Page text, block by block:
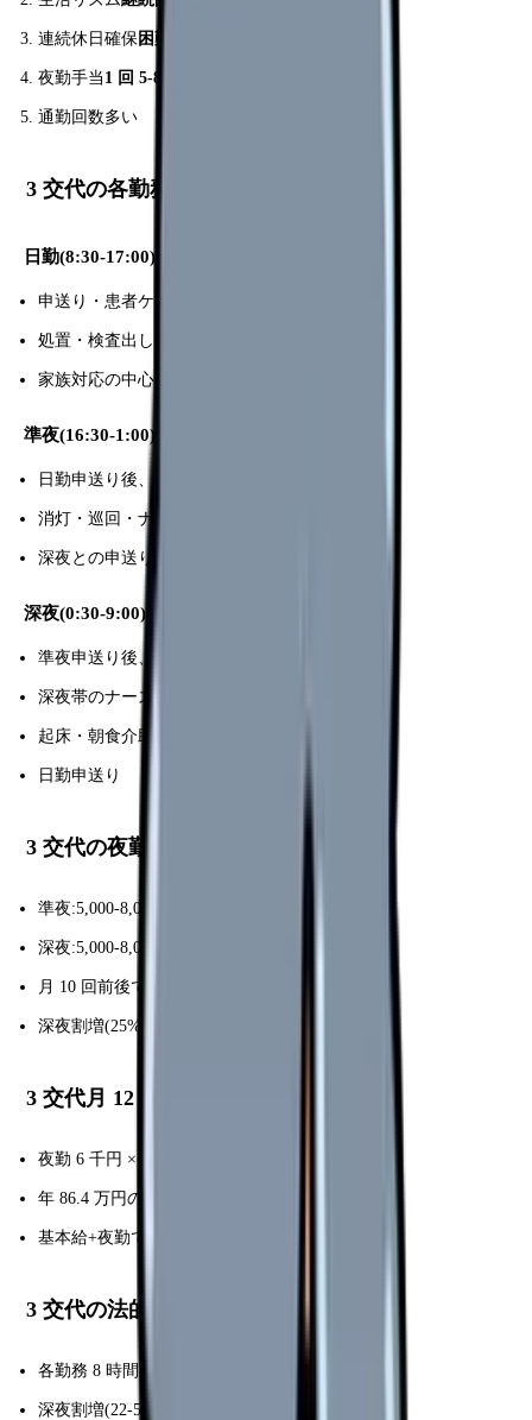
連続休日確保困難
夜勤手当 1 回 5-8 千円
通勤回数多い
3 交代の各勤務時間帯
日勤(8:30-17:00)
申送り・患者ケア・医師指示確認
処置・検査出し多
家族対応の中心時間
準夜(16:30-1:00)
日勤申送り後、夕食介助
消灯・巡回・ナースコール
深夜との申送り
深夜(0:30-9:00)
準夜申送り後、巡回
深夜帯のナースコール対応
起床・朝食介助
日勤申送り
3 交代の夜勤手当
準夜:5,000-8,000 円
深夜:5,000-8,000 円
月 10 回前後で
深夜割増(25%)加算
3 交代月 12 回の年収モデル
夜勤 6 千円 × 12 回 = 月 7.2 万円
年 86.4 万円の夜勤手当
基本給+夜勤で年収 470-580 万円
3 交代の法的規制
各勤務 8 時間以内で労基法遵守
深夜割増(22-5 時)25% 必須